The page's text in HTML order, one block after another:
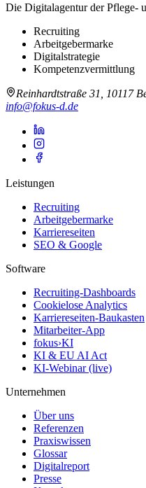
Die Digitalagentur der Pflege-
Recruiting
Arbeitgebermarke
Digitalstrategie
Kompetenzvermittlung
Reinhardtstraße 31, 10117
info@fokus-d.de
Leistungen
Recruiting
Arbeitgebermarke
Karriereseiten
SEO & Google
Software
Recruiting-Dashboards
Cookielose Analytics
Karriereseiten-Baukasten
Mitarbeiter-App
fokus›KI
KI & EU AI Act
KI-Webinar (live)
Unternehmen
Über uns
Referenzen
Praxiswissen
Glossar
Digitalreport
Presse